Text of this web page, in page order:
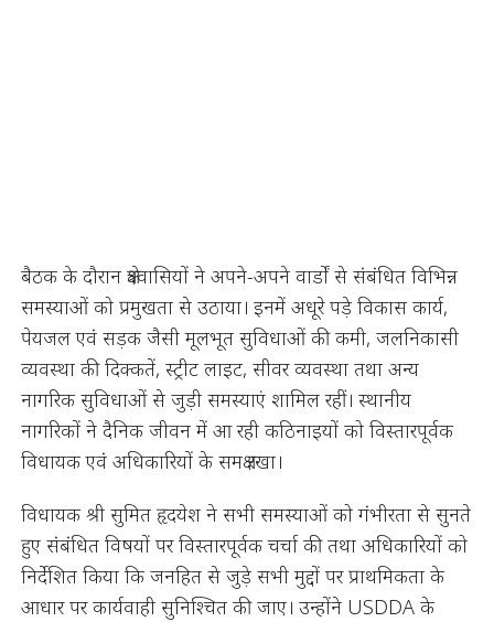
बैठक के दौरान क्षेत्रवासियों ने अपने-अपने वार्डों से संबंधित विभिन्न
समस्याओं को प्रमुखता से उठाया। इनमें अधूरे पड़े विकास कार्य,
पेयजल एवं सड़क जैसी मूलभूत सुविधाओं की कमी, जलनिकासी
व्यवस्था की दिक्कतें, स्ट्रीट लाइट, सीवर व्यवस्था तथा अन्य
नागरिक सुविधाओं से जुड़ी समस्याएं शामिल रहीं। स्थानीय
नागरिकों ने दैनिक जीवन में आ रही कठिनाइयों को विस्तारपूर्वक
विधायक एवं अधिकारियों के समक्ष रखा।
विधायक श्री सुमित हृदयेश ने सभी समस्याओं को गंभीरता से सुनते
हुए संबंधित विषयों पर विस्तारपूर्वक चर्चा की तथा अधिकारियों को
निर्देशित किया कि जनहित से जुड़े सभी मुद्दों पर प्राथमिकता के
आधार पर कार्यवाही सुनिश्चित की जाए। उन्होंने USDDA के